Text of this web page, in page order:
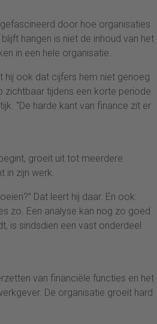
door hoe organisaties
hangen is niet de inhoud van het
in een hele organisatie.
hij ook dat cijfers hem niet genoeg
zichtbaar tijdens een korte periode
“De harde kant van finance zit er
groeit uit tot meerdere
in zijn werk.
Dat leert hij daar. En ook:
zo. Een analyse kan nog zo goed
is sindsdien een vast onderdeel
van financiële functies en het
De organisatie groeit hard